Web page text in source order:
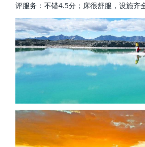
评服务：不错4.5分；床很舒服，设施齐